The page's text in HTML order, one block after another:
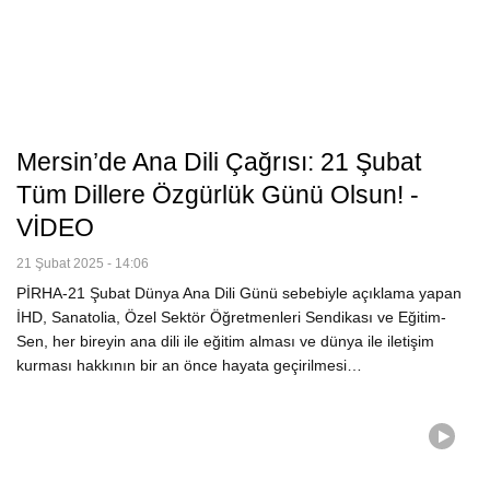
Mersin’de Ana Dili Çağrısı: 21 Şubat
Tüm Dillere Özgürlük Günü Olsun! -
VİDEO
21 Şubat 2025 - 14:06
PİRHA-21 Şubat Dünya Ana Dili Günü sebebiyle açıklama yapan
İHD, Sanatolia, Özel Sektör Öğretmenleri Sendikası ve Eğitim-
Sen, her bireyin ana dili ile eğitim alması ve dünya ile iletişim
kurması hakkının bir an önce hayata geçirilmesi…